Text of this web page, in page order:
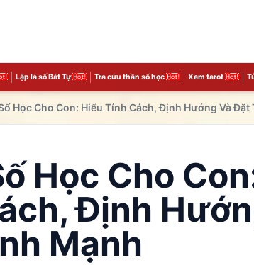
Lập lá số Bát Tự Tra cứu thần số học Xem tarot
Học Cho Con: Hiểu Tính Cách, Định Hướng Và Đặt
Học Cho
Định
Mạnh